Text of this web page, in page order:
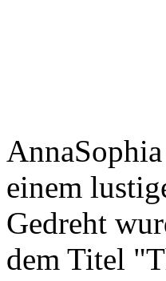
einem
Gedreht
dem Titel